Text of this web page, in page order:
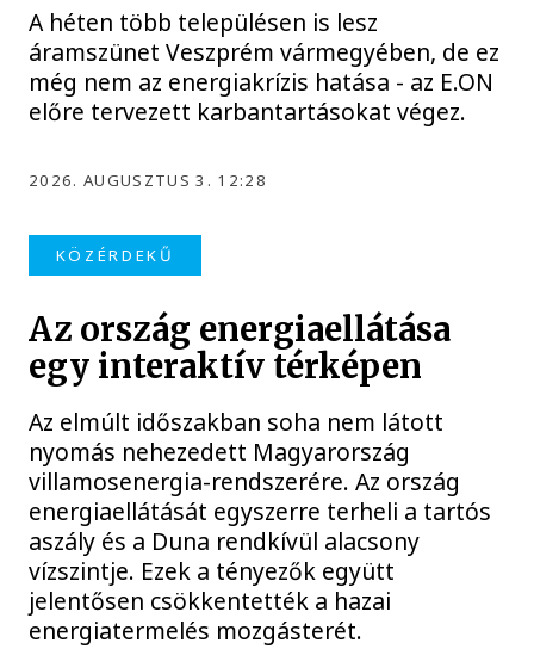
A héten több településen is lesz
áramszünet Veszprém vármegyében, de ez
még nem az energiakrízis hatása - az E.ON
előre tervezett karbantartásokat végez.
2026. AUGUSZTUS 3. 12:28
KÖZÉRDEKŰ
Az ország energiaellátása
egy interaktív térképen
Az elmúlt időszakban soha nem látott
nyomás nehezedett Magyarország
villamosenergia-rendszerére. Az ország
energiaellátását egyszerre terheli a tartós
aszály és a Duna rendkívül alacsony
vízszintje. Ezek a tényezők együtt
jelentősen csökkentették a hazai
energiatermelés mozgásterét.